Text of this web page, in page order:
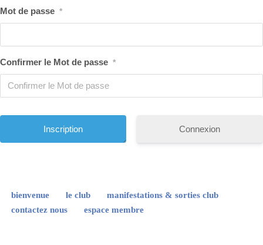
Mot de passe *
Confirmer le Mot de passe *
Connexion
bienvenue le club
manifestations & sorties club
contactez nous
espace membre